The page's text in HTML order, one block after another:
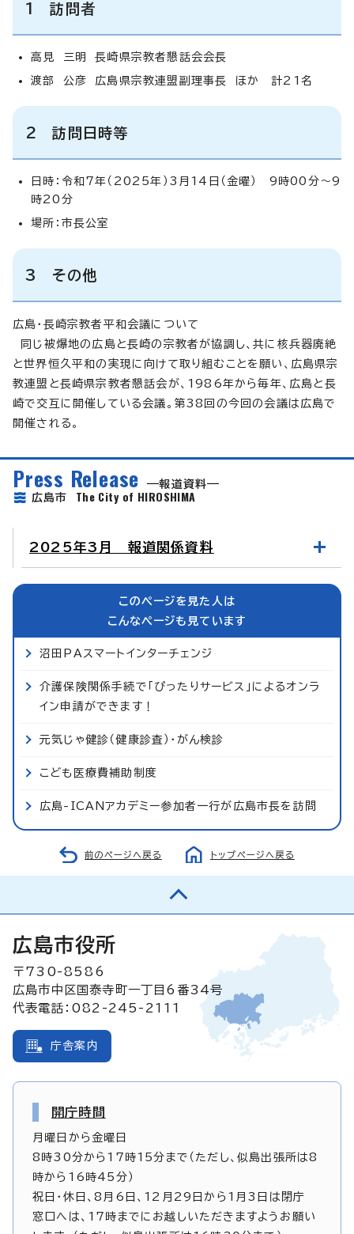
1 訪問者
高見 三明 長崎県宗教者懇話会会長
渡部 公彦 広島県宗教連盟副理事長 ほか 計21名
2 訪問日時等
日時：令和7年（2025年）3月14日（金曜） 9時00分～9
時20分
場所：市長公室
3 その他
広島・長崎宗教者平和会議について
同じ被爆地の広島と長崎の宗教者が協調し、共に核兵器廃絶
と世界恒久平和の実現に向けて取り組むことを願い、広島県宗
教連盟と長崎県宗教者懇話会が、1986年から毎年、広島と長
崎で交互に開催している会議。第38回の今回の会議は広島で
開催される。
Press Release
報道資料
広島市 The City of HIROSHIMA
2025年3月 報道関係資料
このページを見た人は
こんなページも見ています
沼田PAスマートインターチェンジ
介護保険関係手続で「ぴったりサービス」によるオンラ
イン申請ができます！
元気じゃ健診（健康診査）・がん検診
こども医療費補助制度
広島-ICANアカデミー参加者一行が広島市長を訪問
前のページへ戻る トップページへ戻る
広島市役所
〒730-8586
広島市中区国泰寺町一丁目6番34号
代表電話：082-245-2111
庁舎案内
開庁時間
月曜日から金曜日
8時30分から17時15分まで（ただし、似島出張所は8
時から16時45分）
祝日・休日、8月6日、12月29日から1月3日は閉庁
窓口へは、17時までにお越しいただきますようお願い